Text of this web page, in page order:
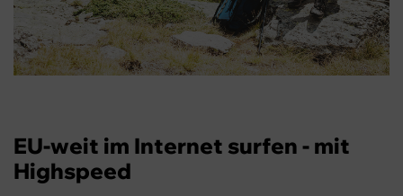
EU-weit im Internet surfen - mit
Highspeed